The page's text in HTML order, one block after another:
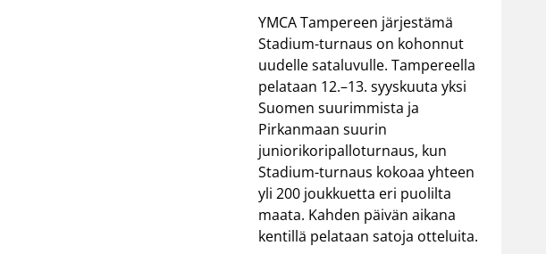
YMCA Tampereen järjestämä
Stadium-turnaus on kohonnut
uudelle sataluvulle. Tampereella
pelataan 12.–13. syyskuuta yksi
Suomen suurimmista ja
Pirkanmaan suurin
juniorikoripalloturnaus, kun
Stadium-turnaus kokoaa yhteen
yli 200 joukkuetta eri puolilta
maata. Kahden päivän aikana
kentillä pelataan satoja otteluita.